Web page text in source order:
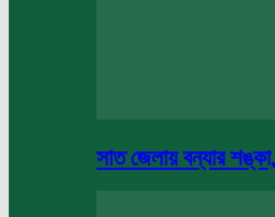
সাত জেলায় বন্যার শঙ্কা,